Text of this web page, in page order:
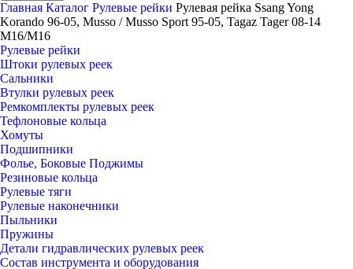
Главная Каталог Рулевые рейки Рулевая рейка Ssang Yong
Korando 96-05, Musso / Musso Sport 95-05, Tagaz Tager 08-14
M16/M16
Рулевые рейки
Штоки рулевых реек
Сальники
Втулки рулевых реек
Ремкомплекты рулевых реек
Тефлоновые кольца
Хомуты
Подшипники
Фолье, Боковые Поджимы
Резиновые кольца
Рулевые тяги
Рулевые наконечники
Пыльники
Пружины
Детали гидравлических рулевых реек
Состав инструмента и оборудования